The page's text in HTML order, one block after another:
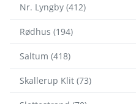
Nr. Lyngby (412)
Rødhus (194)
Saltum (418)
Skallerup Klit (73)